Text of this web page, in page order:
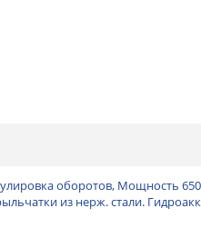
оборотов, Мощность
из нерж. стали.